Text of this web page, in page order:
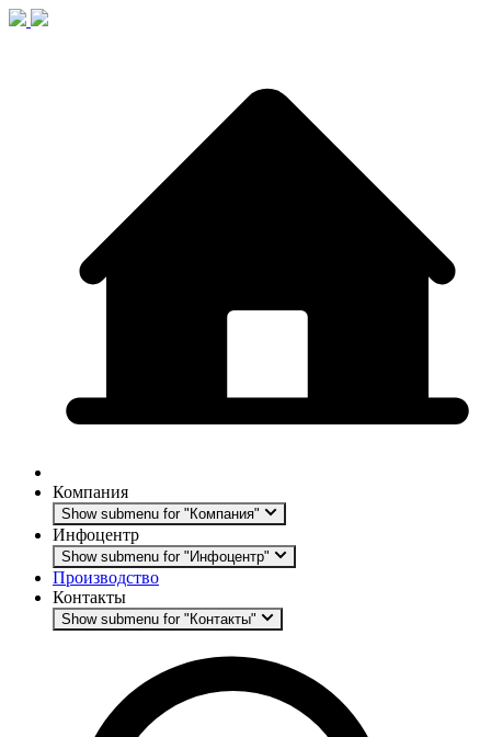
Компания
Show submenu for "Компания"
Инфоцентр
Show submenu for "Инфоцентр"
Производство
Контакты
Show submenu for "Контакты"